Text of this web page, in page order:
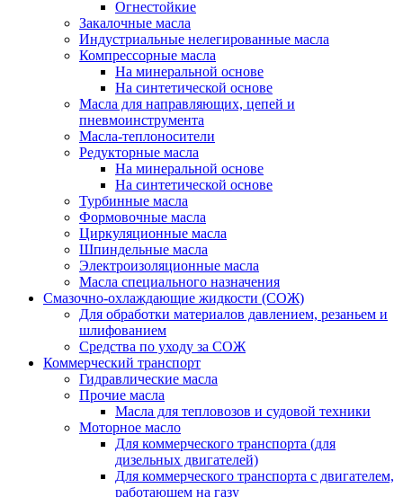
Огнестойкие
Закалочные масла
Индустриальные нелегированные масла
Компрессорные масла
На минеральной основе
На синтетической основе
Масла для направляющих, цепей и
пневмоинструмента
Масла-теплоносители
Редукторные масла
На минеральной основе
На синтетической основе
Турбинные масла
Формовочные масла
Циркуляционные масла
Шпиндельные масла
Электроизоляционные масла
Масла специального назначения
Смазочно-охлаждающие жидкости (СОЖ)
Для обработки материалов давлением, резаньем и
шлифованием
Средства по уходу за СОЖ
Коммерческий транспорт
Гидравлические масла
Прочие масла
Масла для тепловозов и судовой техники
Моторное масло
Для коммерческого транспорта (для
дизельных двигателей)
Для коммерческого транспорта с двигателем,
работающем на газу